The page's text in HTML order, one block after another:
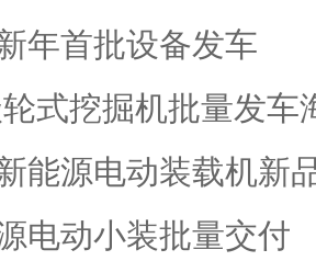
年首批设备发车
式挖掘机批量发车
能源电动装载机新
电动小装批量交付